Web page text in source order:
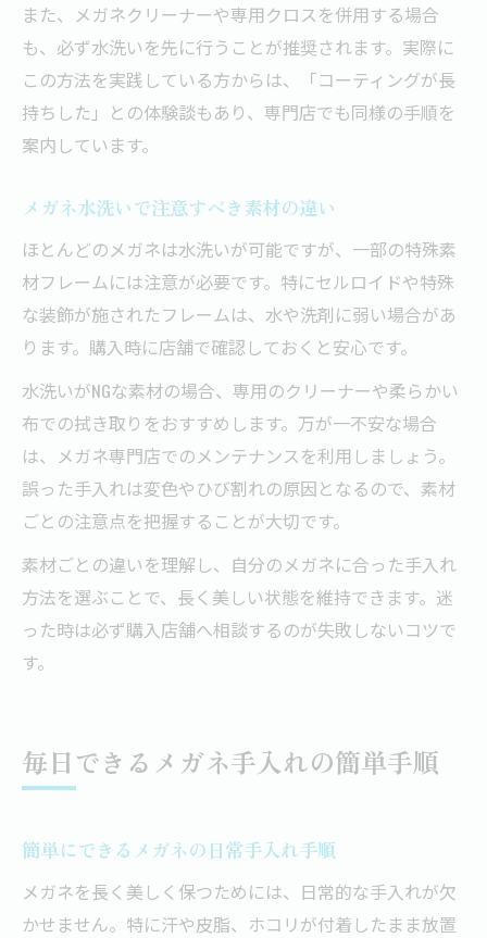
また、メガネクリーナーや専用クロスを併用する場合
も、必ず水洗いを先に行うことが推奨されます。実際に
この方法を実践している方からは、「コーティングが長
持ちした」との体験談もあり、専門店でも同様の手順を
案内しています。
メガネ水洗いで注意すべき素材の違い
ほとんどのメガネは水洗いが可能ですが、一部の特殊素
材フレームには注意が必要です。特にセルロイドや特殊
な装飾が施されたフレームは、水や洗剤に弱い場合があ
ります。購入時に店舗で確認しておくと安心です。
水洗いがNGな素材の場合、専用のクリーナーや柔らかい
布での拭き取りをおすすめします。万が一不安な場合
は、メガネ専門店でのメンテナンスを利用しましょう。
誤った手入れは変色やひび割れの原因となるので、素材
ごとの注意点を把握することが大切です。
素材ごとの違いを理解し、自分のメガネに合った手入れ
方法を選ぶことで、長く美しい状態を維持できます。迷
った時は必ず購入店舗へ相談するのが失敗しないコツで
す。
毎日できるメガネ手入れの簡単手順
簡単にできるメガネの日常手入れ手順
メガネを長く美しく保つためには、日常的な手入れが欠
かせません。特に汗や皮脂、ホコリが付着したまま放置